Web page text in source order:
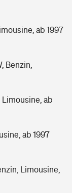
ab 1997
Benzin,
Limousine, ab
ab 1997
Limousine,